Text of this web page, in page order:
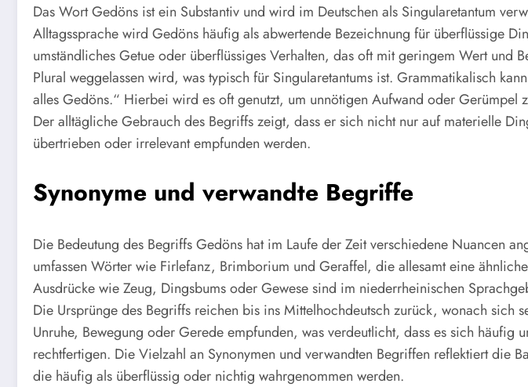
Das Wort Gedöns ist ein Substantiv und wird im Deutschen als Singularetantum
Alltagssprache wird Gedöns häufig als abwertende Bezeichnung für überflüssige
umständliches Getue oder überflüssiges Verhalten, das oft mit geringem Wert
Plural weggelassen wird, was typisch für Singularetantums ist. Grammatikalisch
alles Gedöns.“ Hierbei wird es oft genutzt, um unnötigen Aufwand oder
Der alltägliche Gebrauch des Begriffs zeigt, dass er sich nicht nur auf materielle
übertrieben oder irrelevant empfunden werden.
Synonyme und verwandte Begriffe
Die Bedeutung des Begriffs Gedöns hat im Laufe der Zeit verschiedene Nuancen
umfassen Wörter wie Firlefanz, Brimborium und Geraffel, die allesamt eine
Ausdrücke wie Zeug, Dingsbums oder Gewese sind im niederrheinischen
Die Ursprünge des Begriffs reichen bis ins Mittelhochdeutsch zurück, wonach sich
Unruhe, Bewegung oder Gerede empfunden, was verdeutlicht, dass es sich
rechtfertigen. Die Vielzahl an Synonymen und verwandten Begriffen reflektiert die
die häufig als überflüssig oder nichtig wahrgenommen werden.